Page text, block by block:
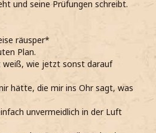
und seine Prüfungen schreibt.
räusper*
Plan.
weiß, wie jetzt sonst darauf
hätte, die mir ins Ohr sagt, was
unvermeidlich in der Luft